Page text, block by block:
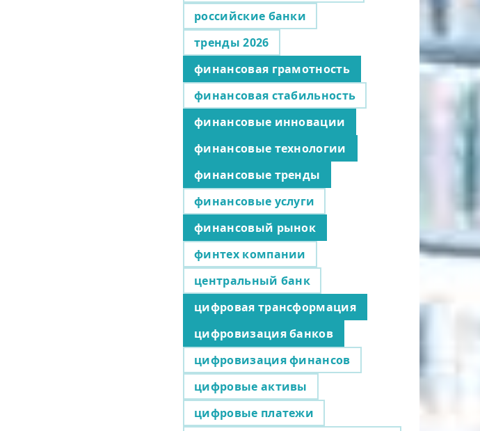
российские банки
тренды 2026
финансовая грамотность
финансовая стабильность
финансовые инновации
финансовые технологии
финансовые тренды
финансовые услуги
финансовый рынок
финтех компании
центральный банк
цифровая трансформация
цифровизация банков
цифровизация финансов
цифровые активы
цифровые платежи